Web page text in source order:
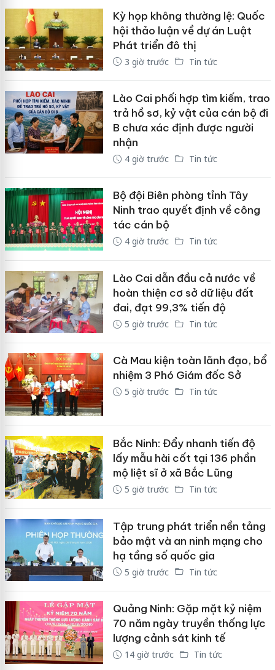
Kỳ họp không thường lệ: Quốc
hội thảo luận về dự án Luật
Phát triển đô thị
3 giờ trước Tin tức
Lào Cai phối hợp tìm kiếm, trao
trả hồ sơ, kỷ vật của cán bộ đi
B chưa xác định được người
nhận
4 giờ trước Tin tức
Bộ đội Biên phòng tỉnh Tây
Ninh trao quyết định về công
tác cán bộ
4 giờ trước Tin tức
Lào Cai dẫn đầu cả nước về
hoàn thiện cơ sở dữ liệu đất
đai, đạt 99,3% tiến độ
5 giờ trước Tin tức
Cà Mau kiện toàn lãnh đạo, bổ
nhiệm 3 Phó Giám đốc Sở
5 giờ trước Tin tức
Bắc Ninh: Đẩy nhanh tiến độ
lấy mẫu hài cốt tại 136 phần
mộ liệt sĩ ở xã Bắc Lũng
5 giờ trước Tin tức
Tập trung phát triển nền tảng
bảo mật và an ninh mạng cho
hạ tầng số quốc gia
5 giờ trước Tin tức
Quảng Ninh: Gặp mặt kỷ niệm
70 năm ngày truyền thống lực
lượng cảnh sát kinh tế
14 giờ trước Tin tức